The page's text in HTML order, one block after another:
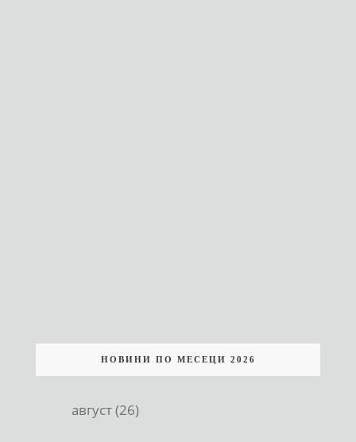
НОВИНИ ПО МЕСЕЦИ 2026
август (26)